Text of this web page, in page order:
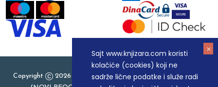
Sajt www.knjizara.com koristi
kolačiće (cookies) koji ne
sadrže lične podatke i služe radi
Copyright
2026 Knjizara.com - MAKART DOO BEOGRAD